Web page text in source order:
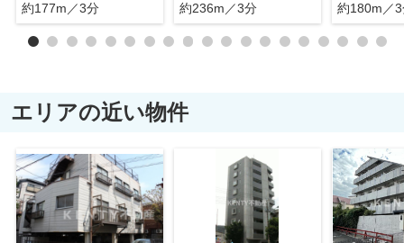
約177m／3分
約236m／3分
約180m／
エリアの近い物件